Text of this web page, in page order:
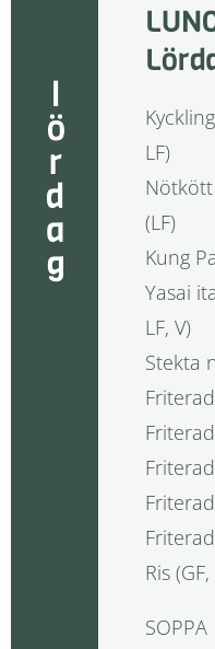
lördag
LF)
(LF)
Kung
Yasai
LF, V)
Stekta
Ris
SOPPA